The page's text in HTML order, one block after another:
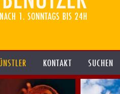
KONTAKT SUCHEN